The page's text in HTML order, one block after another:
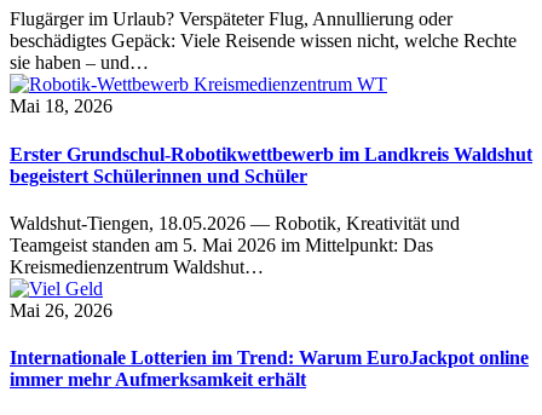
Flugärger im Urlaub? Verspäteter Flug, Annullierung oder
beschädigtes Gepäck: Viele Reisende wissen nicht, welche Rechte
sie haben – und…
Mai 18, 2026
Erster Grundschul-Robotikwettbewerb im Landkreis Waldshut
begeistert Schülerinnen und Schüler
Waldshut-Tiengen, 18.05.2026 — Robotik, Kreativität und
Teamgeist standen am 5. Mai 2026 im Mittelpunkt: Das
Kreismedienzentrum Waldshut…
Mai 26, 2026
Internationale Lotterien im Trend: Warum EuroJackpot online
immer mehr Aufmerksamkeit erhält